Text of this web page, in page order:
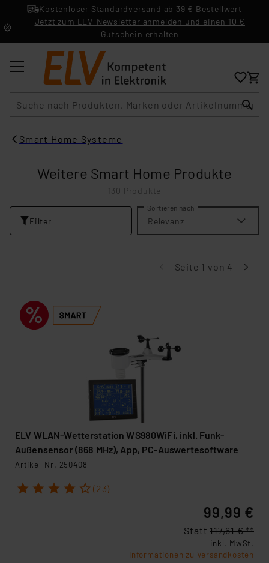
Kostenloser Standardversand ab 39 € Bestellwert
Jetzt zum ELV-Newsletter anmelden und einen 10 €
Gutschein erhalten
Smart Home Systeme
Weitere Smart Home Produkte
130 Produkte
Filter
Sortieren nach
Relevanz
Seite 1 von 4
ELV WLAN-Wetterstation WS980WiFi, inkl. Funk-
Außensensor (868 MHz), App, PC-Auswertesoftware
Artikel-Nr. 250408
1 2 3 4 5 (23)
99,99 €
Statt117,61 € **
inkl. MwSt.
Informationen zu Versandkosten